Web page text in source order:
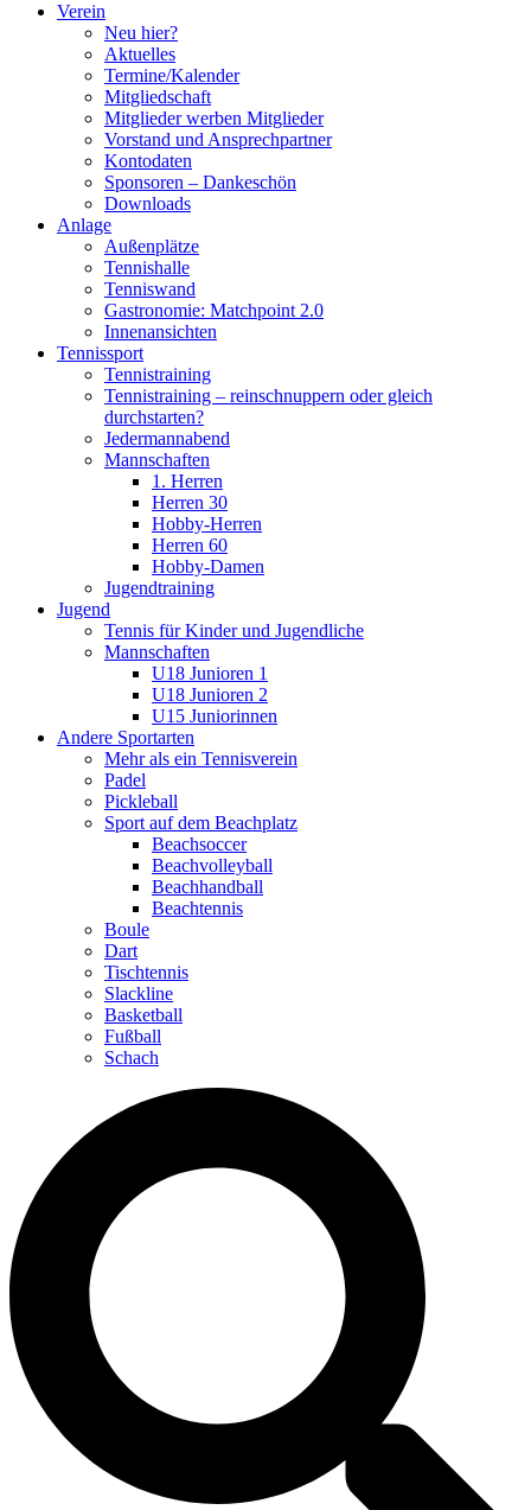
Verein
Neu hier?
Aktuelles
Termine/Kalender
Mitgliedschaft
Mitglieder werben Mitglieder
Vorstand und Ansprechpartner
Kontodaten
Sponsoren – Dankeschön
Downloads
Anlage
Außenplätze
Tennishalle
Tenniswand
Gastronomie: Matchpoint 2.0
Innenansichten
Tennissport
Tennistraining
Tennistraining – reinschnuppern oder gleich
durchstarten?
Jedermannabend
Mannschaften
1. Herren
Herren 30
Hobby-Herren
Herren 60
Hobby-Damen
Jugendtraining
Jugend
Tennis für Kinder und Jugendliche
Mannschaften
U18 Junioren 1
U18 Junioren 2
U15 Juniorinnen
Andere Sportarten
Mehr als ein Tennisverein
Padel
Pickleball
Sport auf dem Beachplatz
Beachsoccer
Beachvolleyball
Beachhandball
Beachtennis
Boule
Dart
Tischtennis
Slackline
Basketball
Fußball
Schach